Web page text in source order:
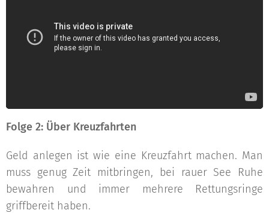
Folge 2: Über Kreuzfahrten
Geld anlegen ist wie eine Kreuzfahrt machen. Man
muss genug Zeit mitbringen, bei rauer See Ruhe
bewahren und immer mehrere Rettungsringe
griffbereit haben.